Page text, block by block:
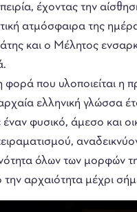
έχοντας την
ατμόσφαιρα της
και ο Μέλητος
φορά που υλοποιείται η
ελληνική γλώσσα
έναν φυσικό, άμεσο και
όλων των μορφών
αρχαιότητα μέχρι